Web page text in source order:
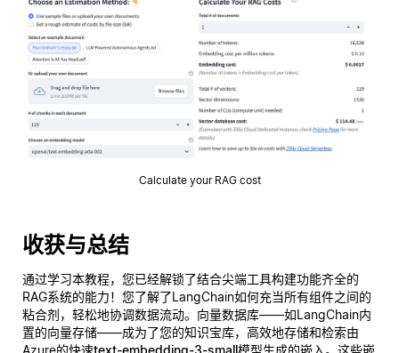
Calculate your RAG cost
收获与总结
通过学习本教程，您已经解锁了结合尖端工具构建功能齐全的
RAG系统的能力！您了解了LangChain如何充当所有组件之间的
粘合剂，轻松地协调数据流动。向量数据库——如LangChain内
置的向量存储——成为了您的知识宝库，高效地存储和检索由
Azure的快速text-embedding-3-small模型生成的嵌入。这些嵌